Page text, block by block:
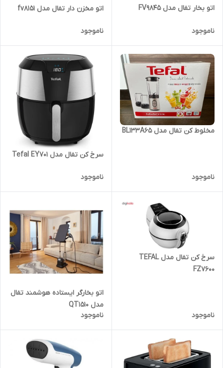
اتو بخار تفال مدل FV9845
ناموجود
اتو مخزن دار تفال مدل fv8151
ناموجود
مخلوط کن تفال مدل BL133A65
ناموجود
سرخ کن تفال مدل Tefal EY701
ناموجود
سرخ کن تفال مدل TEFAL
FZ7600
ناموجود
اتو بخارگر ایستاده هوشمند تفال
مدل QT1510
ناموجود